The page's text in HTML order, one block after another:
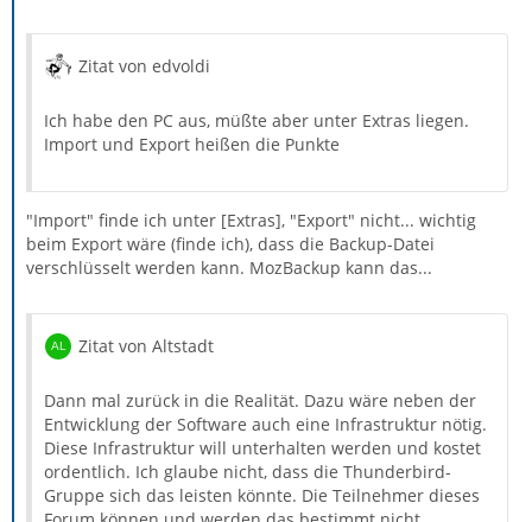
Zitat von edvoldi
Ich habe den PC aus, müßte aber unter Extras liegen.
Import und Export heißen die Punkte
"Import" finde ich unter [Extras], "Export" nicht... wichtig
beim Export wäre (finde ich), dass die Backup-Datei
verschlüsselt werden kann. MozBackup kann das...
Zitat von Altstadt
Dann mal zurück in die Realität. Dazu wäre neben der
Entwicklung der Software auch eine Infrastruktur nötig.
Diese Infrastruktur will unterhalten werden und kostet
ordentlich. Ich glaube nicht, dass die Thunderbird-
Gruppe sich das leisten könnte. Die Teilnehmer dieses